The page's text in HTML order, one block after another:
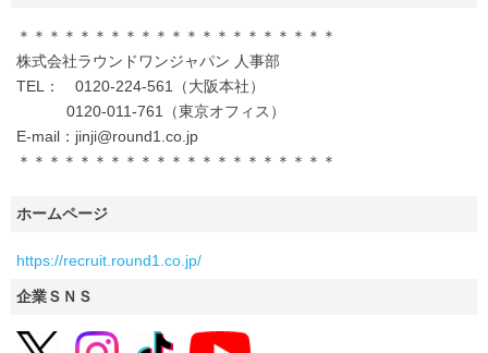
＊＊＊＊＊＊＊＊＊＊＊＊＊＊＊＊＊＊＊＊＊
株式会社ラウンドワンジャパン 人事部
TEL： 0120‐224‐561（大阪本社）
0120‐011‐761（東京オフィス）
E-mail：jinji@round1.co.jp
＊＊＊＊＊＊＊＊＊＊＊＊＊＊＊＊＊＊＊＊＊
ホームページ
https://recruit.round1.co.jp/
企業ＳＮＳ